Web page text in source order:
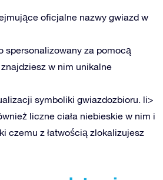
oficjalne nazwy gwiazd w
spersonalizowany za pomocą
w nim unikalne
symboliki gwiazdozbioru. li>
liczne ciała niebieskie w nim i
czemu z łatwością zlokalizujesz